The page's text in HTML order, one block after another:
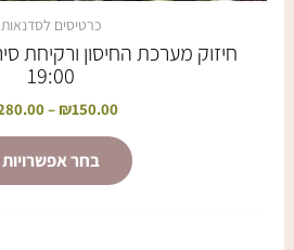
כרטיסים לסדנאות
19:00
₪150.00
–
בחר אפשרויות